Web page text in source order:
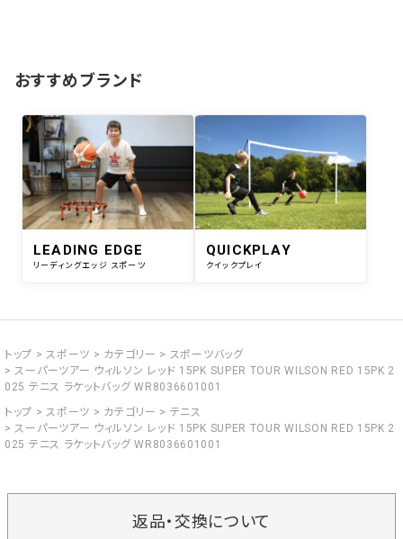
おすすめブランド
LEADING EDGE
リーディングエッジ スポーツ
QUICKPLAY
クイックプレイ
トップ スポーツ カテゴリー
スポーツバッグ
スーパーツアー ウィルソン レッド 15PK SUPER TOUR WILSON RED 15PK 2
025 テニス ラケットバッグ WR8036601001
トップ
スポーツ カテゴリー
テニス
スーパーツアー ウィルソン レッド 15PK SUPER TOUR WILSON RED 15PK 2
025 テニス ラケットバッグ WR8036601001
返品・交換について